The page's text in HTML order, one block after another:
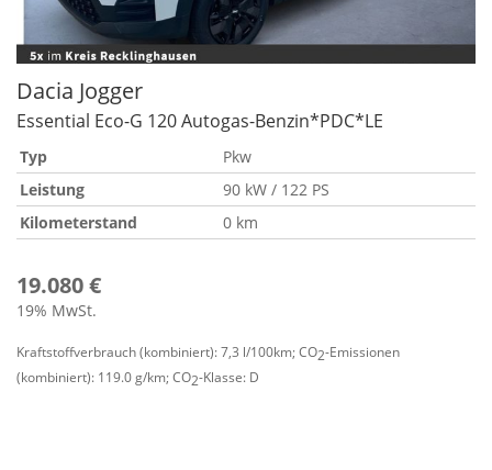
Dacia Jogger
Essential Eco-G 120 Autogas-Benzin*PDC*LE
Typ
Pkw
Leistung
90 kW / 122 PS
Kilometerstand
0 km
19.080 €
19% MwSt.
Kraftstoffverbrauch (kombiniert):7,3 l/100km;CO2-Emissionen
(kombiniert): 119.0 g/km;CO2-Klasse: D